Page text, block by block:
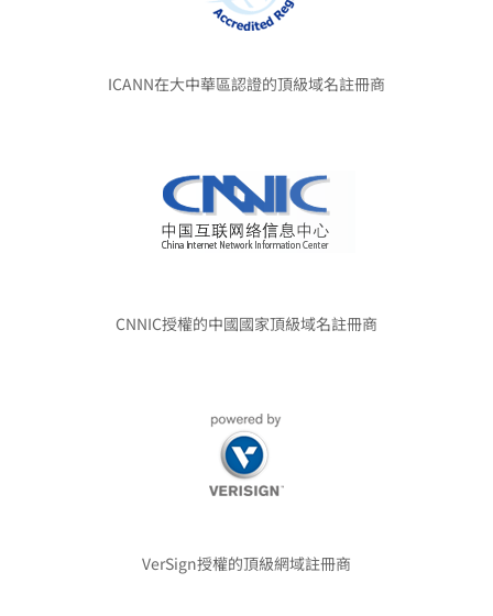
ICANN在大中華區認證的頂級域名註冊商
CNNIC授權的中國國家頂級域名註冊商
VerSign授權的頂級網域註冊商